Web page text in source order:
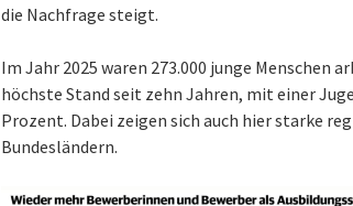
die Nachfrage steigt.
Im Jahr 2025 waren 273.000 junge Menschen
höchste Stand seit zehn Jahren, mit einer
Prozent. Dabei zeigen sich auch hier starke
Bundesländern.